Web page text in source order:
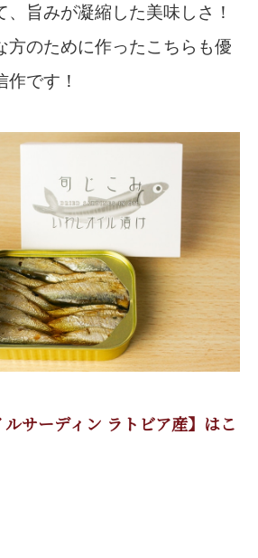
旨みが凝縮した美味しさ！
方のために作ったこちらも優
作です！
サーディン ラトビア産】はこ